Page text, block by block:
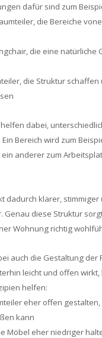
dafür sind zum
die Bereiche
die eine natürliche
die Struktur
dabei,
Bereich wird zum
ein anderer zum
dadurch klarer, stimmiger
Genau diese Struktur
Wohnung richtig
auch die Gestaltung der
leicht und offen
helfen:
eher offen gestalten,
kann
Möbel eher niedriger